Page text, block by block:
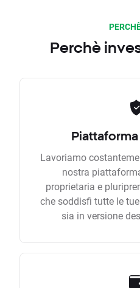
Perchè
Lavoriamo
nostra
proprietaria e
che soddisfi tutte le
sia in versione